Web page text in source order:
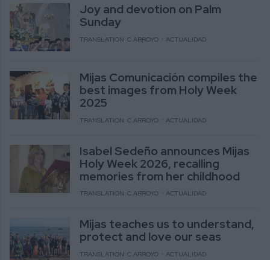
Joy and devotion on Palm
Sunday
TRANSLATION: C.ARROYO ACTUALIDAD
Mijas Comunicación compiles the
best images from Holy Week
2025
TRANSLATION: C.ARROYO ACTUALIDAD
Isabel Sedeño announces Mijas
Holy Week 2026, recalling
memories from her childhood
TRANSLATION: C.ARROYO ACTUALIDAD
Mijas teaches us to understand,
protect and love our seas
TRANSLATION: C.ARROYO ACTUALIDAD